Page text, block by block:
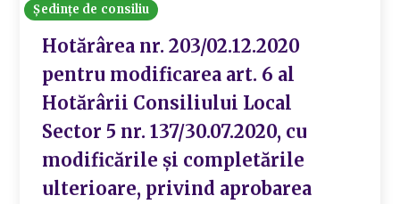
Ședințe de consiliu
Hotărârea nr. 203/02.12.2020
pentru modificarea art. 6 al
Hotărârii Consiliului Local
Sector 5 nr. 137/30.07.2020, cu
modificările și completările
ulterioare, privind aprobarea